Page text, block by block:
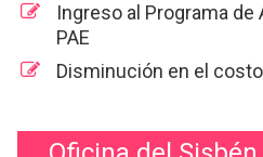
Ingreso al Programa
PAE
Disminución en el